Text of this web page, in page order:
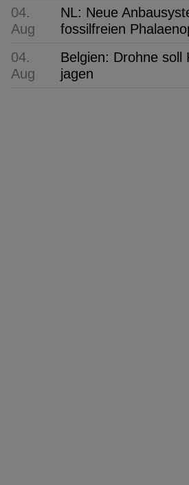
04.
Aug
NL: Neue
fossilfreien
04.
Aug
Belgien: Drohne soll
jagen